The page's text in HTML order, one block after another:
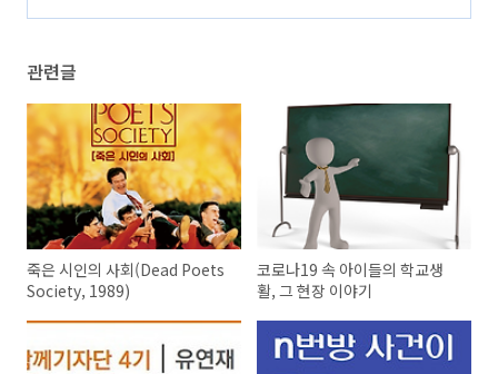
관련글
죽은 시인의 사회(Dead Poets
Society, 1989)
코로나19 속 아이들의 학교생
활, 그 현장 이야기